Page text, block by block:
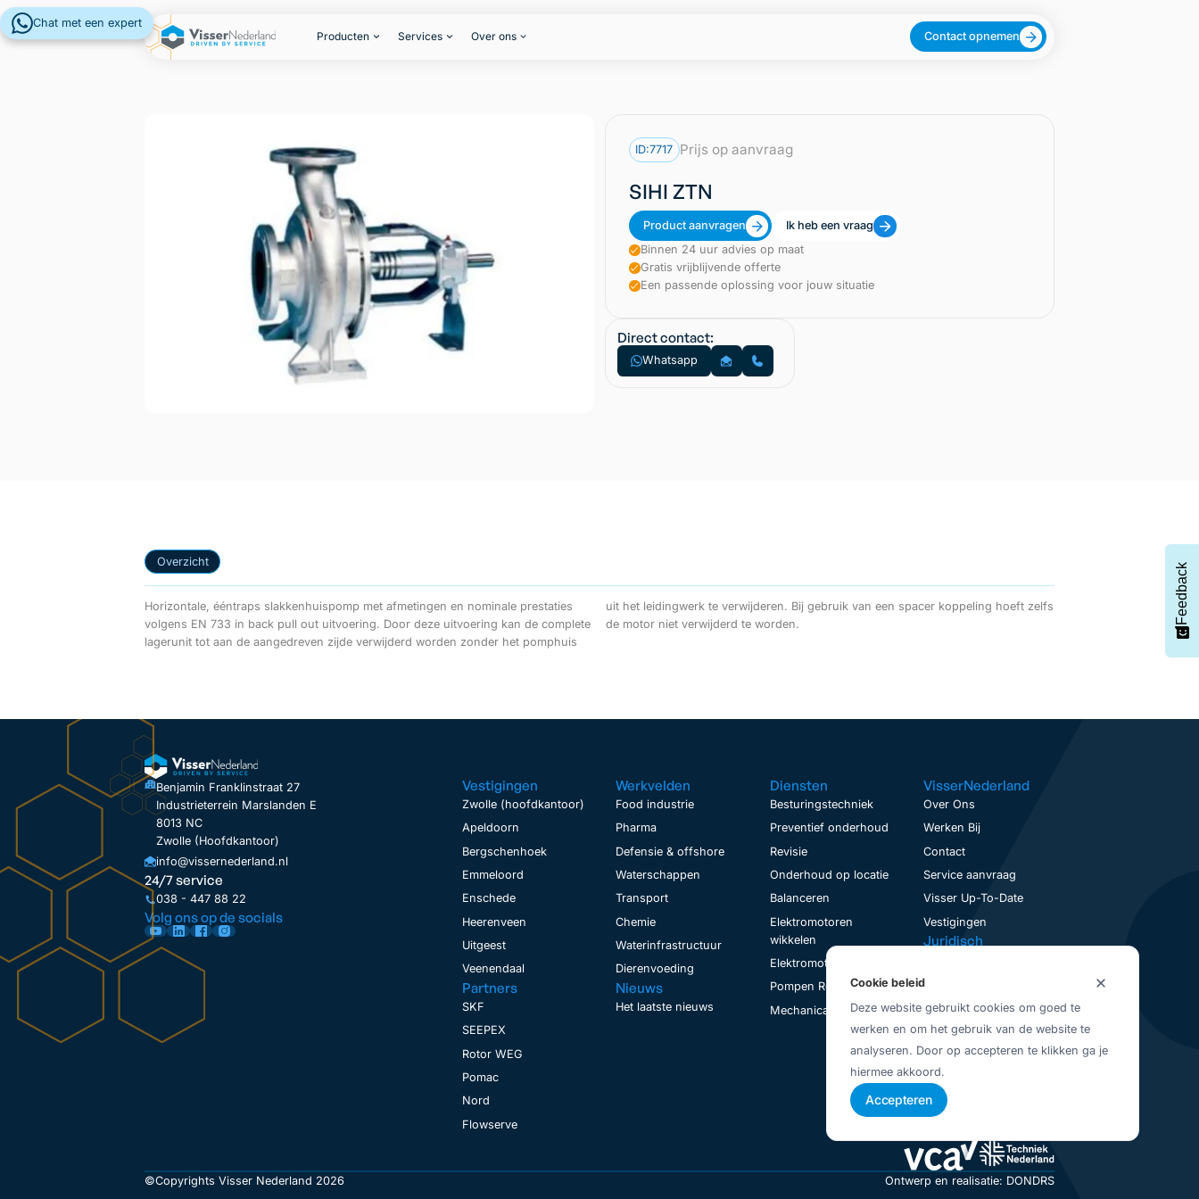
Producten Services Over ons Contact opnemen
Cookie beleid
Deze website gebruikt cookies om goed te
werken en om het gebruik van de website te
analyseren. Door op accepteren te klikken ga je
hiermee akkoord.
Accepteren
ID:7717 Prijs op aanvraag
SIHI ZTN
Product aanvragen
Ik heb een vraag
Binnen 24 uur advies op maat
Gratis vrijblijvende offerte
Een passende oplossing voor jouw situatie
Direct contact:
Whatsapp
Overzicht
Horizontale, ééntraps slakkenhuispomp met afmetingen en nominale prestaties
volgens EN 733 in back pull out uitvoering. Door deze uitvoering kan de complete
lagerunit tot aan de aangedreven zijde verwijderd worden zonder het pomphuis
uit het leidingwerk te verwijderen. Bij gebruik van een spacer koppeling hoeft zelfs
de motor niet verwijderd te worden.
Benjamin Franklinstraat 27
Industrieterrein Marslanden E
8013 NC
Zwolle (Hoofdkantoor)
info@vissernederland.nl
24/7 service
038 - 447 88 22
Volg ons op de socials
Vestigingen
Zwolle (hoofdkantoor)
Apeldoorn
Bergschenhoek
Emmeloord
Enschede
Heerenveen
Uitgeest
Veenendaal
Partners
SKF
SEEPEX
Rotor WEG
Pomac
Nord
Flowserve
Werkvelden
Food industrie
Pharma
Defensie & offshore
Waterschappen
Transport
Chemie
Waterinfrastructuur
Dierenvoeding
Nieuws
Het laatste nieuws
Diensten
Besturingstechniek
Preventief onderhoud
Revisie
Onderhoud op locatie
Balanceren
Elektromotoren
wikkelen
Elektromotoren Revisie
Pompen Revisie
Mechanical Seal Revisie
VisserNederland
Over Ons
Werken Bij
Contact
Service aanvraag
Visser Up-To-Date
Vestigingen
Juridisch
Algemene Voorwaarden
©Copyrights Visser Nederland 2026 Ontwerp en realisatie: DONDRS
Chat met een expert
Feedback